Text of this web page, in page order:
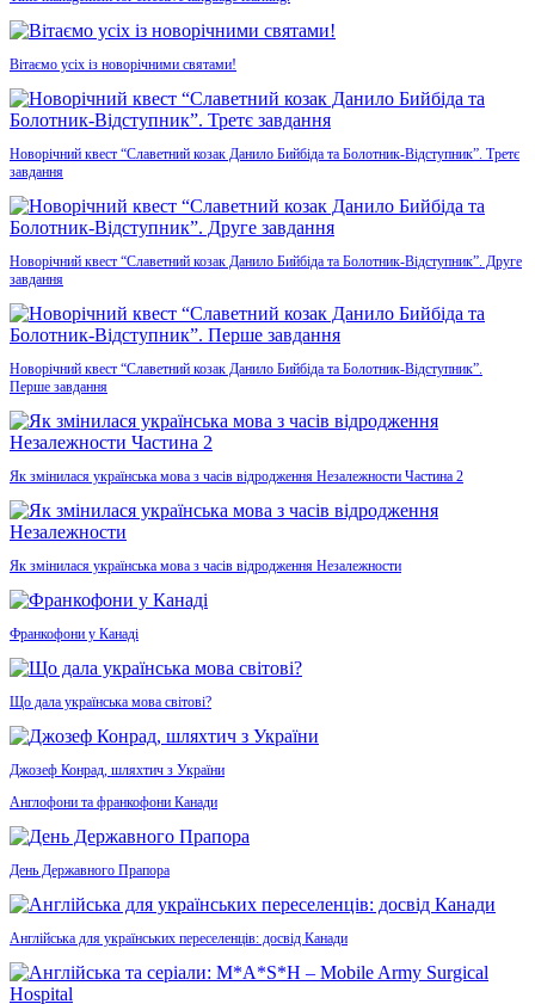
Вітаємо усіх із новорічними святами!
Новорічний квест “Славетний козак Данило Бийбіда та Болотник-Відступник”. Третє
завдання
Новорічний квест “Славетний козак Данило Бийбіда та Болотник-Відступник”. Друге
завдання
Новорічний квест “Славетний козак Данило Бийбіда та Болотник-Відступник”.
Перше завдання
Як змінилася українська мова з часів відродження Незалежности Частина 2
Як змінилася українська мова з часів відродження Незалежности
Франкофони у Канаді
Що дала українська мова світові?
Джозеф Конрад, шляхтич з України
Англофони та франкофони Канади
День Державного Прапора
Англійська для українських переселенців: досвід Канади